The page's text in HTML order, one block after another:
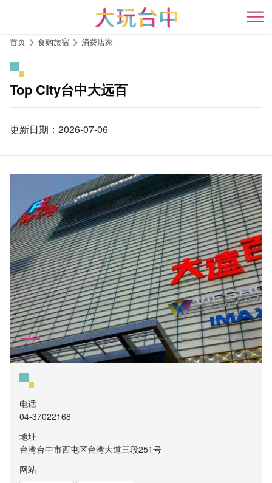
开
首页 食购旅宿 消费店家
Top City台中大远百
更新日期：2026-07-06
电话
04-37022168
地址
台湾台中市西屯区台湾大道三段251号
网站